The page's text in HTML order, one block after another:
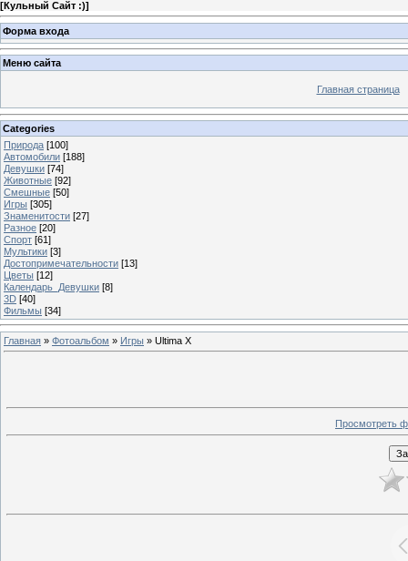
[Кульный Сайт :)]
Форма входа
Меню сайта
Главная страница
Categories
Природа [100]
Автомобили [188]
Девушки [74]
Животные [92]
Смешные [50]
Игры [305]
Знаменитости [27]
Разное [20]
Спорт [61]
Мультики [3]
Достопримечательности [13]
Цветы [12]
Календарь_Девушки [8]
3D [40]
Фильмы [34]
Главная » Фотоальбом » Игры » Ultima X
Просмотреть